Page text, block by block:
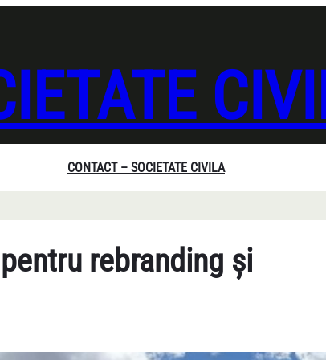
CONTACT – SOCIETATE CIVILA
rebranding și